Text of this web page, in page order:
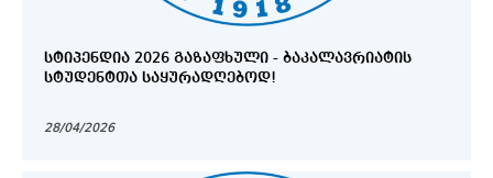
ᲡᲢᲘᲞᲔᲜᲓᲘᲐ 2026 ᲒᲐᲖᲐᲤᲮᲣᲚᲘ - ᲑᲐᲙᲐᲚᲐᲕᲠᲘᲐᲢᲘᲡ
ᲡᲢᲣᲓᲔᲜᲢᲗᲐ ᲡᲐᲧᲣᲠᲐᲓᲦᲔᲑᲝᲓ!
28/04/2026